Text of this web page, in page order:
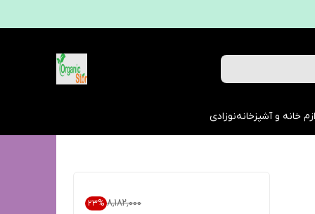
خانه و آشپزخانهنوزادی
۸٬۱۸۲٬۰۰۰ 23%